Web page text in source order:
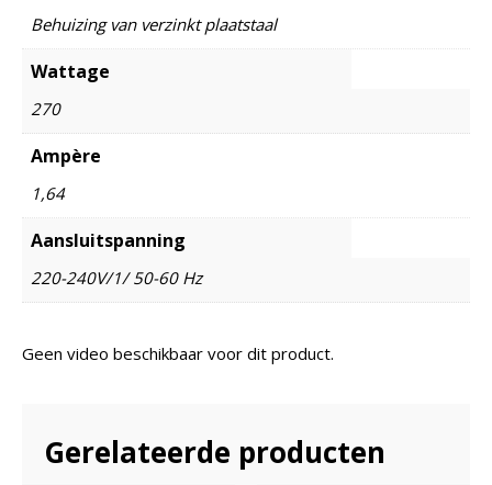
Behuizing van verzinkt plaatstaal
Wattage
270
Ampère
1,64
Aansluitspanning
220-240V/1/ 50-60 Hz
Geen video beschikbaar voor dit product.
Gerelateerde producten